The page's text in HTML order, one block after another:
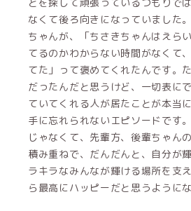
なくて後ろ向きになっていました
ちゃんが、「ちさきちゃんはえら
てるのかわからない時間がなくて
てた」って褒めてくれたんです。
だったんだと思うけど、一切表に
ていてくれる人が居たことが本当
手に忘れられないエピソードです
じゃなくて、先輩方、後輩ちゃん
積み重ねで、だんだんと、自分が
ラキラなみんなが輝ける場所を支
ら最高にハッピーだと思うように